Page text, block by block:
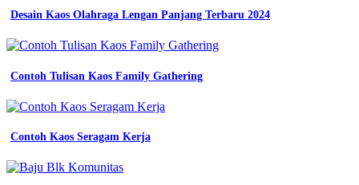
Desain
Anak
-
Kerja
Wanita
Almet
Desain Kaos Olahraga Lengan Panjang Terbaru 2024
Contoh Tulisan Kaos Family Gathering
Contoh Kaos Seragam Kerja